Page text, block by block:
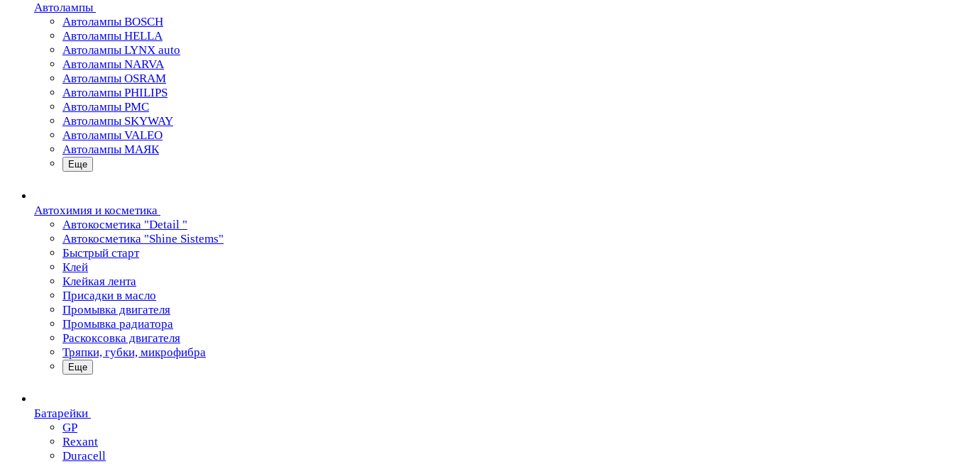
Автолампы
Автолампы BOSCH
Автолампы HELLA
Автолампы LYNX auto
Автолампы NARVA
Автолампы OSRAM
Автолампы PHILIPS
Автолампы PMC
Автолампы SKYWAY
Автолампы VALEO
Автолампы МАЯК
Еще
Автохимия и косметика
Автокосметика "Detail "
Автокосметика "Shine Sistems"
Быстрый старт
Клей
Клейкая лента
Присадки в масло
Промывка двигателя
Промывка радиатора
Раскоксовка двигателя
Тряпки, губки, микрофибра
Еще
Батарейки
GP
Rexant
Duracell